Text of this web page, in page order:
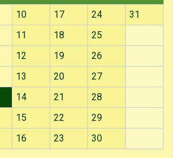
10 17 24
31
11 18
25
12 19
26
13 20
27
14 21
28
15 22
29
16 23 30